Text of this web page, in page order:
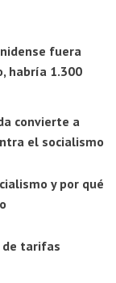
fuera
habría 1.300
convierte a
el socialismo
y por qué
de tarifas